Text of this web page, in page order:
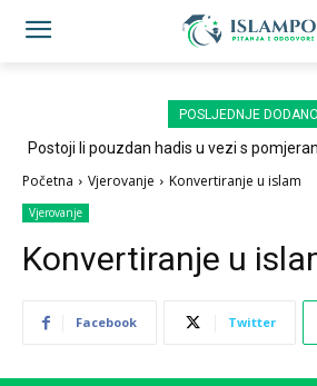
POSLJEDNJE DODANO
Postoji li pouzdan hadis u vezi s
Početna Vjerovanje Konvertiranje u islam
Vjerovanje
Konvertiranje u
Facebook Twitter